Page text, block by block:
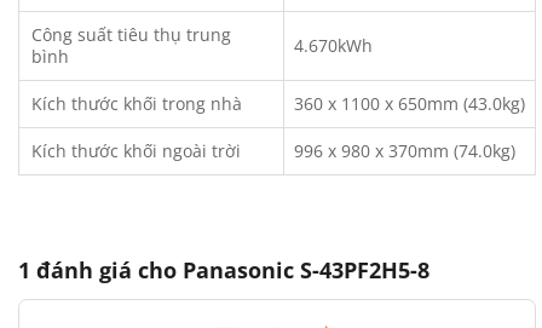
Công suất tiêu thụ trung
bình
4.670kWh
Kích thước khối trong nhà 360 x 1100 x 650mm (43.0kg)
Kích thước khối ngoài trời 996 x 980 x 370mm (74.0kg)
1 đánh giá cho Panasonic S-43PF2H5-8